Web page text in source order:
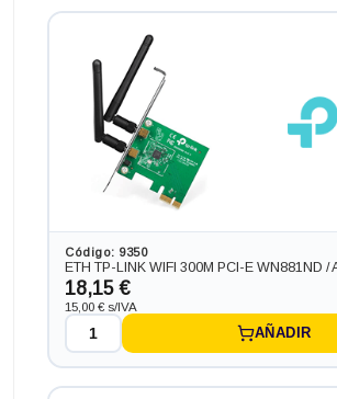
Ordenador HP PC HP SLIM ¡5 GEN 7 en
procesador INTEL CORE I5 - 7400 3.5 GHZ
Generación), memoria DDR4, Salidas
206,91 €
+35,09€ más caro
Código: 9350
ETH TP-LINK WIFI 300M PCI-E WN881ND /
18,15 €
15,00 € s/IVA
AÑADIR